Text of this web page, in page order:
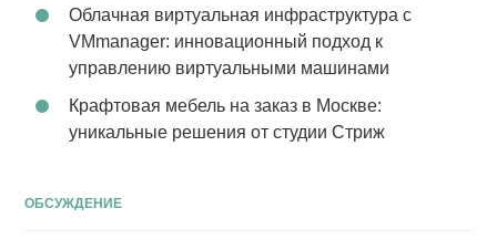
Облачная виртуальная инфраструктура с
VMmanager: инновационный подход к
управлению виртуальными машинами
Крафтовая мебель на заказ в Москве:
уникальные решения от студии Стриж
ОБСУЖДЕНИЕ